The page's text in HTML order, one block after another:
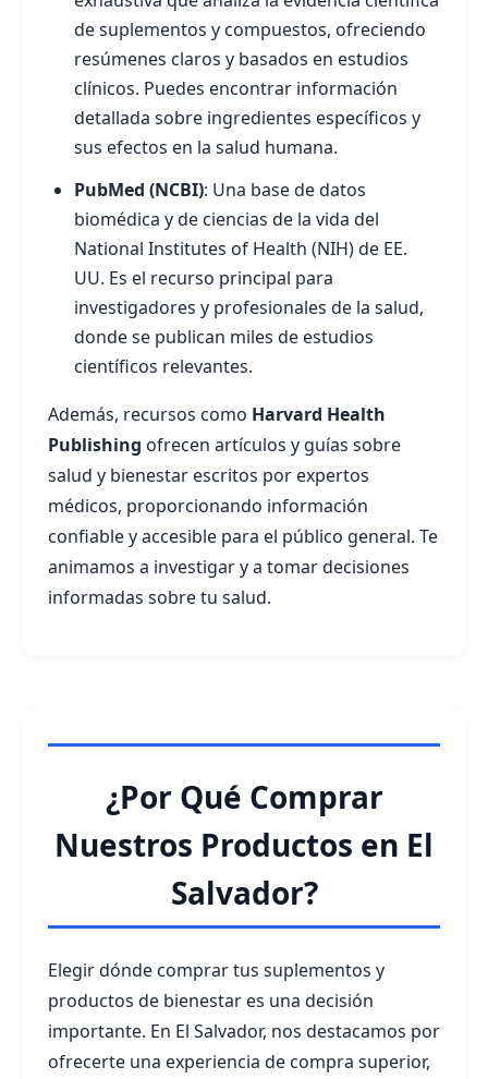
de suplementos y compuestos, ofreciendo
resúmenes claros y basados en estudios
clínicos. Puedes encontrar información
detallada sobre ingredientes específicos y
sus efectos en la salud humana.
PubMed (NCBI): Una base de datos
biomédica y de ciencias de la vida del
National Institutes of Health (NIH) de EE.
UU. Es el recurso principal para
investigadores y profesionales de la salud,
donde se publican miles de estudios
científicos relevantes.
Además, recursos como Harvard Health
Publishing ofrecen artículos y guías sobre
salud y bienestar escritos por expertos
médicos, proporcionando información
confiable y accesible para el público general. Te
animamos a investigar y a tomar decisiones
informadas sobre tu salud.
¿Por Qué Comprar
Nuestros Productos en El
Salvador?
Elegir dónde comprar tus suplementos y
productos de bienestar es una decisión
importante. En El Salvador, nos destacamos por
ofrecerte una experiencia de compra superior,